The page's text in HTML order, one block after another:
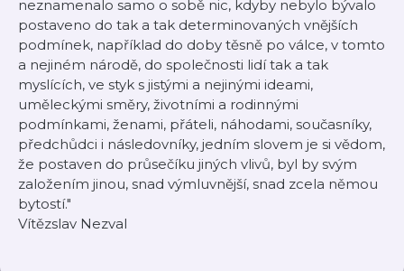
neznamenalo samo o sobě nic, kdyby nebylo bývalo
postaveno do tak a tak determinovaných vnějších
podmínek, například do doby těsně po válce, v tomto
a nejiném národě, do společnosti lidí tak a tak
myslících, ve styk s jistými a nejinými ideami,
uměleckými směry, životními a rodinnými
podmínkami, ženami, přáteli, náhodami, současníky,
předchůdci i následovníky, jedním slovem je si vědom,
že postaven do průsečíku jiných vlivů, byl by svým
založením jinou, snad výmluvnější, snad zcela němou
bytostí."
Vítězslav Nezval